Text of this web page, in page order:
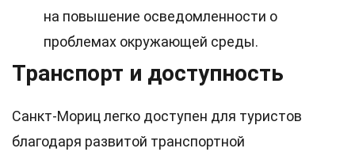
на повышение осведомленности о
проблемах окружающей среды.
Транспорт и доступность
Санкт-Мориц легко доступен для туристов
благодаря развитой транспортной